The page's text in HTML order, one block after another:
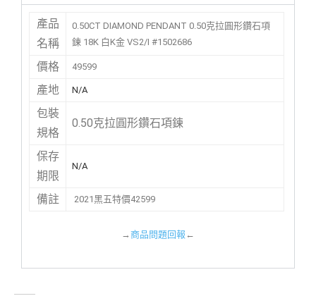
產品
名稱
0.50CT DIAMOND PENDANT 0.50克拉圓形鑽石項
鍊 18K 白K金 VS2/I #1502686
價格 49599
產地 N/A
包裝
規格
0.50克拉圓形鑽石項鍊
保存
期限
N/A
備註 2021黑五特價42599
→ 商品問題回報 ←